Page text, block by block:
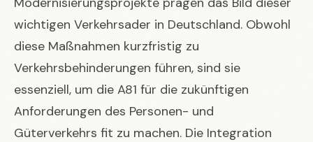
wichtigen Verkehrsader in Deutschland. Obwohl
diese Maßnahmen kurzfristig zu
Verkehrsbehinderungen führen, sind sie
essenziell, um die A81 für die zukünftigen
Anforderungen des Personen- und
Güterverkehrs fit zu machen. Die Integration